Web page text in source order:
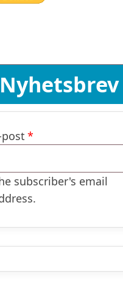
Nyhetsbrev
post
subscriber's email